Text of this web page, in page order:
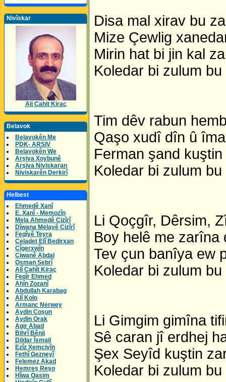
Nivîskar
Ali Cahit Kirac
Belavok
Belavokên Me
PDK- ARSIV
Belavokên We
Arşiva Xoybunê
Arşiva Niviskaran
Niviskarên Derkirî
Helbest
Ehmedê Xanî
E. Xanî - Memozîn
Mela Ahmedê Cizîrî
Dîwana Melayê Cizîrî
Feqîyê Teyra
Celadet Elî Bedirxan
Cîgerxwîn
Ciwanê Abdal
Osman Sebrî
Alî Cahît Kiraç
Feqîr Ehmed
Ahîn Zozanî
Abdullah Karabag
Alî Kolo
Armanc Nerwey
Aydin Coşun
Aydin Orak
Agir Abad
Bihrî Bênij
Dildar Îsmail
Ezîz Xemcivîn
Fethî Gezneyî
Felemez Akad
Hemreş Reşo
Hîwa Qasim
Disa mal xirav bu
Mize Çewlig
Mirin hat bi jin kal
Koledar bi zulum
Tim dêv rabun
Qaşo xudî dîn û
Ferman şand
Koledar bi zulum
Li Qoçgîr, Dêrsim,
Boy helê me zarîna
Tev çun banîya ew
Koledar bi zulum
Li Gimgim gimîna
Sê caran jî erdhej
Şex Seyîd kuştin
Koledar bi zulum